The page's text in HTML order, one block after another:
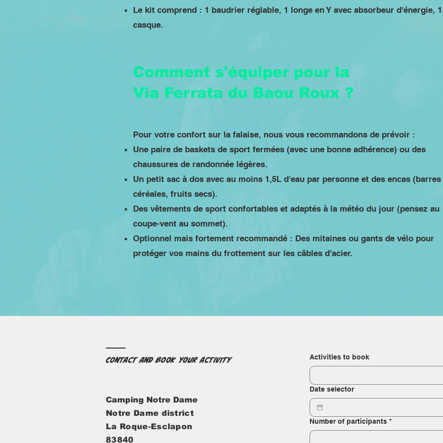
Le kit comprend : 1 baudrier réglable, 1 longe en Y avec absorbeur d'énergie, 1
casque.
Comment s'équiper pour la
Via Ferrata du Baou Roux ?
Pour votre confort sur la falaise, nous vous recommandons de prévoir :
Une paire de baskets de sport fermées (avec une bonne adhérence) ou des
chaussures de randonnée légères.
Un petit sac à dos avec au moins 1,5L d'eau par personne et des encas (barres
céréales, fruits secs).
Des vêtements de sport confortables et adaptés à la météo du jour (pensez au
coupe-vent au sommet).
Optionnel mais fortement recommandé : Des mitaines ou gants de vélo pour
protéger vos mains du frottement sur les câbles d'acier.
Contact and book your activity
Camping Notre Dame
Notre Dame district
La Roque-Esclapon
83840
Activities to book
Date selector
Number of participants *